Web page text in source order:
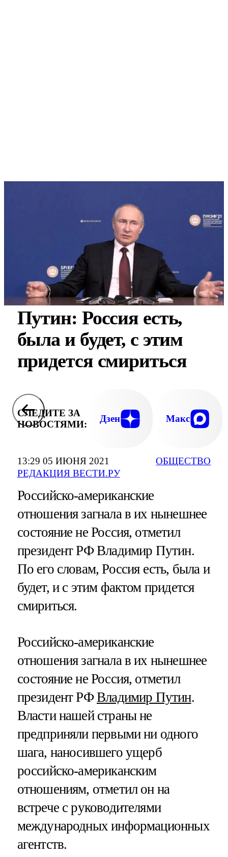
13:29 05 ИЮНЯ 2021
РЕДАКЦИЯ ВЕСТИ.РУ
ОБЩЕСТВО
Путин: Россия есть,
была и будет, с этим
придется смириться
СЛЕДИТЕ ЗА
НОВОСТЯМИ:
Дзен Макс
Российско-американские
отношения загнала в их нынешнее
состояние не Россия, отметил
президент РФ Владимир Путин.
По его словам, Россия есть, была и
будет, и с этим фактом придется
смириться.
Российско-американские
отношения загнала в их нынешнее
состояние не Россия, отметил
президент РФВладимир Путин.
Власти нашей страны не
предприняли первыми ни одного
шага, наносившего ущерб
российско-американским
отношениям, отметил он на
встрече с руководителями
международных информационных
агентств.